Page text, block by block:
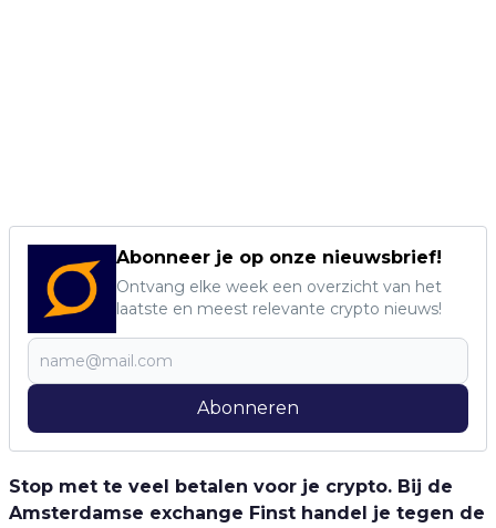
Abonneer je op onze nieuwsbrief!
Ontvang elke week een overzicht van het
laatste en meest relevante crypto nieuws!
Abonneren
Stop met te veel betalen voor je crypto. Bij de
Amsterdamse exchange Finst handel je tegen de